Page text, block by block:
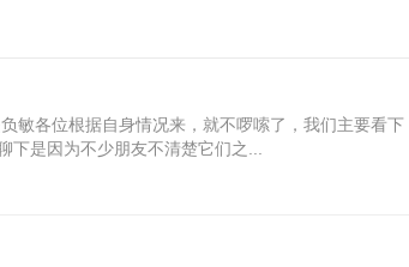
敏各位根据自身情况来，就不啰嗦了，我们主要看下
是因为不少朋友不清楚它们之...